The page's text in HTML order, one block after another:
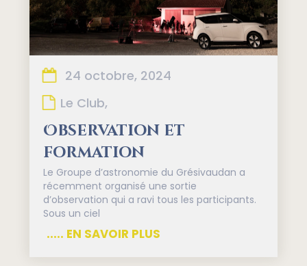
24 octobre, 2024
Le Club,
Observation et
formation
Le Groupe d’astronomie du Grésivaudan a
récemment organisé une sortie
d’observation qui a ravi tous les participants.
Sous un ciel
..... EN SAVOIR PLUS